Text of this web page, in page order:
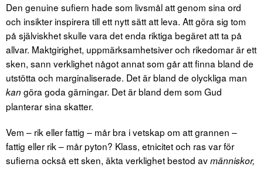
Den genuine sufiern hade som livsmål att genom sina ord
och insikter inspirera till ett nytt sätt att leva. Att göra sig tom
på själviskhet skulle vara det enda riktiga begäret att ta på
allvar. Maktgirighet, uppmärksamhetsiver och rikedomar är ett
sken, sann verklighet något annat som går att finna bland de
utstötta och marginaliserade. Det är bland de olyckliga man
kan göra goda gärningar. Det är bland dem som Gud
planterar sina skatter.
Vem – rik eller fattig – mår bra i vetskap om att grannen –
fattig eller rik – mår pyton? Klass, etnicitet och ras var för
sufierna också ett sken, äkta verklighet bestod avmänniskor,